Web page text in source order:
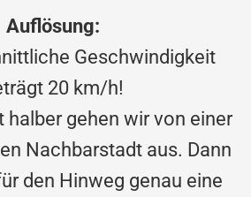
Auflösung:
Geschwindigkeit
20 km/h!
halber gehen wir von einer
Nachbarstadt aus. Dann
den Hinweg genau eine